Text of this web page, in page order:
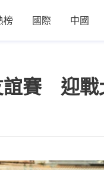
榜 國際 中國
誼賽 迎